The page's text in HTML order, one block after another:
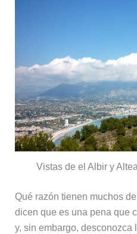
Vistas de el Albir y
Qué razón tienen muchos
dicen que es una pena que
y, sin embargo, desconozca